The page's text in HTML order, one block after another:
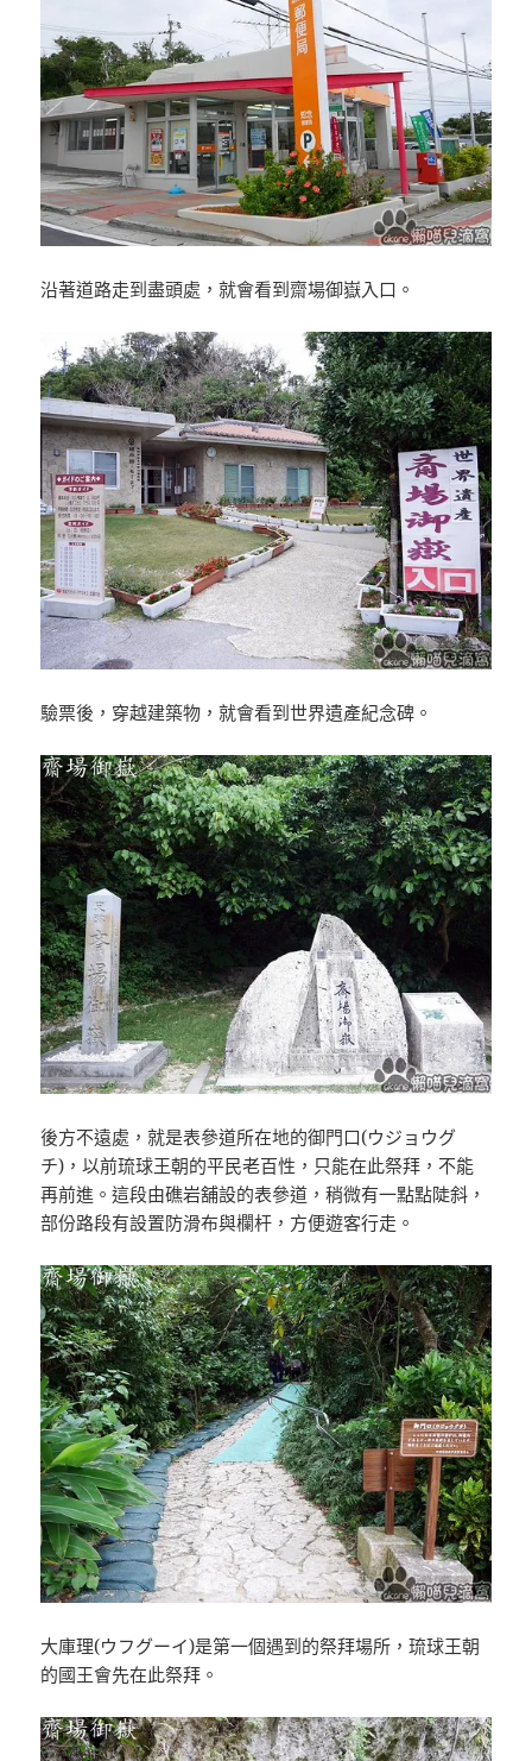
沿著道路走到盡頭處，就會看到齋場御嶽入口。
驗票後，穿越建築物，就會看到世界遺產紀念碑。
後方不遠處，就是表參道所在地的御門口(ウジョウグ
チ)，以前琉球王朝的平民老百性，只能在此祭拜，不能
再前進。這段由礁岩舖設的表參道，稍微有一點點陡斜，
部份路段有設置防滑布與欄杆，方便遊客行走。
大庫理(ウフグーイ)是第一個遇到的祭拜場所，琉球王朝
的國王會先在此祭拜。